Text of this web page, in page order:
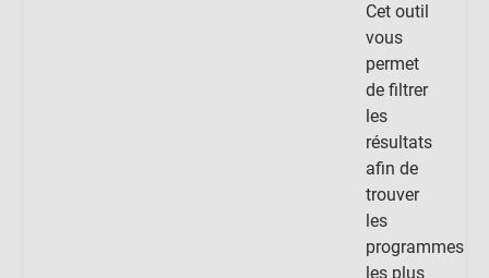
Cet outil
vous
permet
de filtrer
les
résultats
afin de
trouver
les
programmes
les plus